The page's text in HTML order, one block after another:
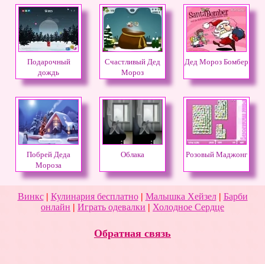
Подарочный
дождь
Счастливый Дед
Мороз
Дед Мороз Бомбер
Побрей Деда
Мороза
Облака Розовый Маджонг
Винкс| Кулинария бесплатно| Малышка Хейзел| Барби
онлайн | Играть одевалки | Холодное Сердце
Обратная связь